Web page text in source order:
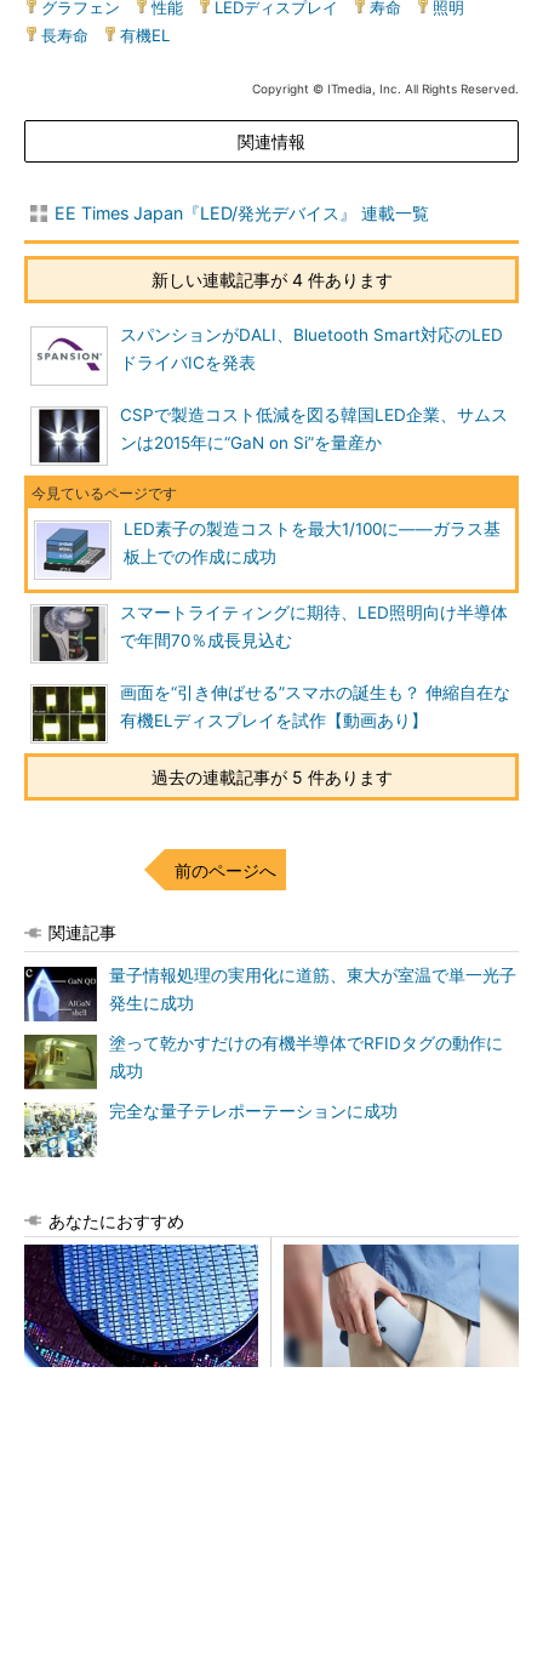
グラフェン
性能 LEDディスプレイ 寿命 照明
長寿命
有機EL
Copyright © ITmedia, Inc. All Rights Reserved.
関連情報
EE Times Japan『LED/発光デバイス』 連載一覧
新しい連載記事が 4 件あります
スパンションがDALI、Bluetooth Smart対応のLED
ドライバICを発表
CSPで製造コスト低減を図る韓国LED企業、サムス
ンは2015年に“GaN on Si”を量産か
LED素子の製造コストを最大1/100に――ガラス基
板上での作成に成功
スマートライティングに期待、LED照明向け半導体
で年間70％成長見込む
画面を“引き伸ばせる”スマホの誕生も？ 伸縮自在な
有機ELディスプレイを試作【動画あり】
過去の連載記事が 5 件あります
前のページへ
関連記事
量子情報処理の実用化に道筋、東大が室温で単一光子
発生に成功
塗って乾かすだけの有機半導体でRFIDタグの動作に
成功
完全な量子テレポーテーションに成功
あなたにおすすめ